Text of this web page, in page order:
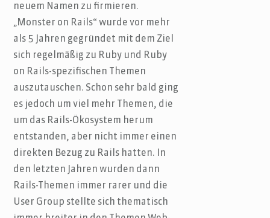
neuem Namen zu firmieren.
„Monster on Rails“ wurde vor mehr
als 5 Jahren gegründet mit dem Ziel
sich regelmäßig zu Ruby und Ruby
on Rails-spezifischen Themen
auszutauschen. Schon sehr bald ging
es jedoch um viel mehr Themen, die
um das Rails-Ökosystem herum
entstanden, aber nicht immer einen
direkten Bezug zu Rails hatten. In
den letzten Jahren wurden dann
Rails-Themen immer rarer und die
User Group stellte sich thematisch